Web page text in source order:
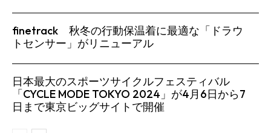
finetrack 秋冬の行動保温着に最適な「ドラウ
トセンサー」がリニューアル
日本最大のスポーツサイクルフェスティバル
「CYCLE MODE TOKYO 2024」が4月6日から7
日まで東京ビッグサイトで開催